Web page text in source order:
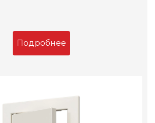
Подробнее